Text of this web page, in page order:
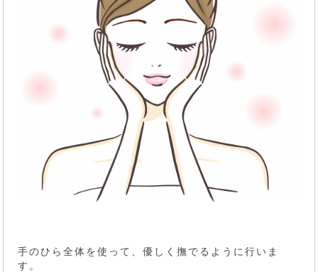
手のひら全体を使って、優しく撫でるように行いま
す。